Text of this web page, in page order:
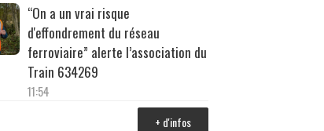
“On a un vrai risque
d'effondrement du réseau
ferroviaire” alerte l’association du
Train 634269
11:54
+ d'infos